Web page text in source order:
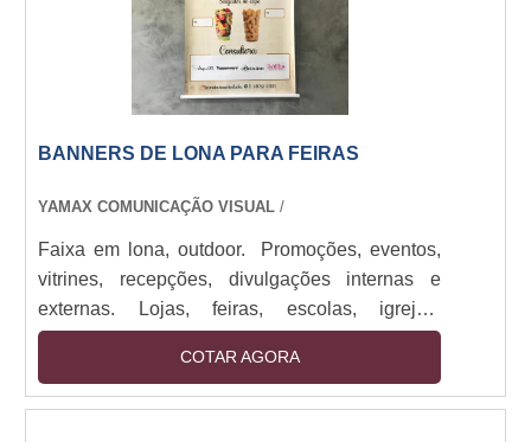
BANNERS DE LONA PARA FEIRAS
YAMAX COMUNICAÇÃO VISUAL /
Faixa em lona, outdoor. Promoções, eventos,
vitrines, recepções, divulgações internas e
externas. Lojas, feiras, escolas, igrejas,
empresas de todos os portes. Impressos em
lona de até 1,60M com bastões e cordão.
Impressão digital em alta resolução. Sendo
COTAR AGORA